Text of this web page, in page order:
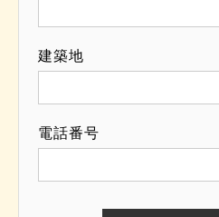
建築地
電話番号